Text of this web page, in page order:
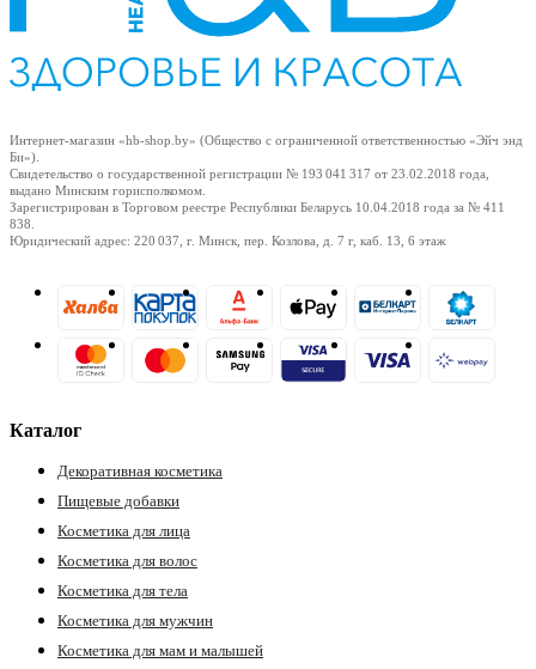
Интернет-магазин «hb-shop.by» (Общество с ограниченной ответственностью «Эйч энд
Би»).
Свидетельство о государственной регистрации № 193 041 317 от 23.02.2018 года,
выдано Минским горисполкомом.
Зарегистрирован в Торговом реестре Республики Беларусь 10.04.2018 года за № 411
838.
Юридический адрес: 220 037, г. Минск, пер. Козлова, д. 7 г, каб. 13, 6 этаж
Каталог
Декоративная косметика
Пищевые добавки
Косметика для лица
Косметика для волос
Косметика для тела
Косметика для мужчин
Косметика для мам и малышей